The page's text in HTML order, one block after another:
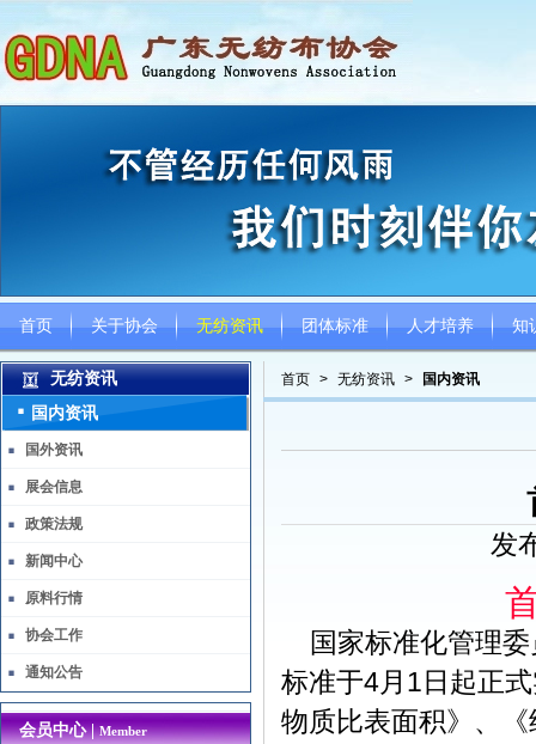
首页 关于协会 无纺资讯 团体标准 人才培养 知
首页 > 无纺资讯 > 国内资讯
发
国家标准化管理委
标准于4月1日起正
物质比表面积》、
无纺资讯
国内资讯
国外资讯
展会信息
政策法规
新闻中心
原料行情
协会工作
通知公告
会员中心 |Member